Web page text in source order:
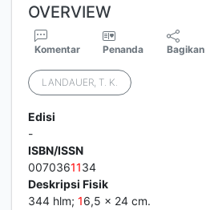
OVERVIEW
Komentar Penanda Bagikan
LANDAUER, T. K.
Edisi
-
ISBN/ISSN
0070361134
Deskripsi Fisik
344 hlm; 16,5 x 24 cm.